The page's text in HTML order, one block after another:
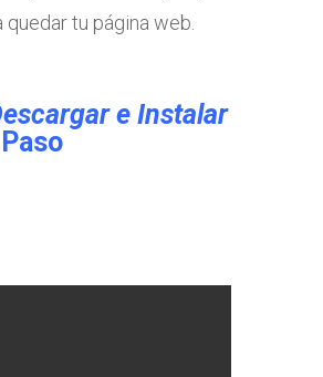
tu página web.
e Instalar